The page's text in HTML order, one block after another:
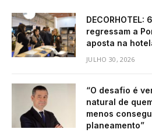
regressam a
aposta na
JULHO 30, 2026
“O desafio é
natural de
menos
planeamento”